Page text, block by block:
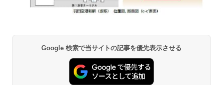
Google 検索で当サイトの記事を優先表示させる